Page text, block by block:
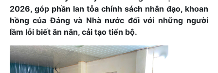
2026, góp phần lan tỏa chính sách nhân đạo, khoan
hồng của Đảng và Nhà nước đối với những người
lầm lỗi biết ăn năn, cải tạo tiến bộ.